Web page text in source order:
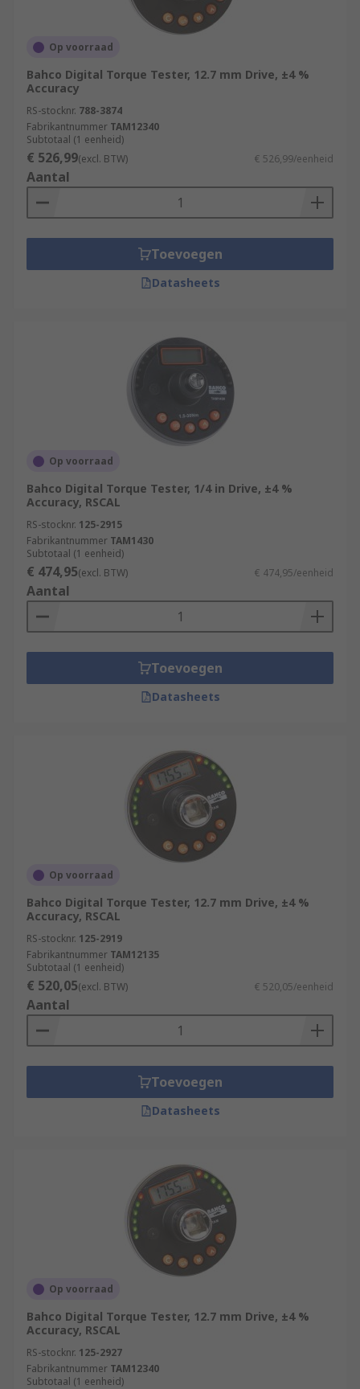
Op voorraad
Bahco Digital Torque Tester, 12.7 mm Drive, ±4 %
Accuracy
RS-stocknr. 788-3874
Fabrikantnummer TAM12340
Subtotaal (1 eenheid)
€ 526,99(excl. BTW) € 526,99/eenheid
Aantal
Toevoegen
Datasheets
Op voorraad
Bahco Digital Torque Tester, 1/4 in Drive, ±4 %
Accuracy, RSCAL
RS-stocknr. 125-2915
Fabrikantnummer TAM1430
Subtotaal (1 eenheid)
€ 474,95(excl. BTW) € 474,95/eenheid
Aantal
Toevoegen
Datasheets
Op voorraad
Bahco Digital Torque Tester, 12.7 mm Drive, ±4 %
Accuracy, RSCAL
RS-stocknr. 125-2919
Fabrikantnummer TAM12135
Subtotaal (1 eenheid)
€ 520,05(excl. BTW) € 520,05/eenheid
Aantal
Toevoegen
Datasheets
Op voorraad
Bahco Digital Torque Tester, 12.7 mm Drive, ±4 %
Accuracy, RSCAL
RS-stocknr. 125-2927
Fabrikantnummer TAM12340
Subtotaal (1 eenheid)